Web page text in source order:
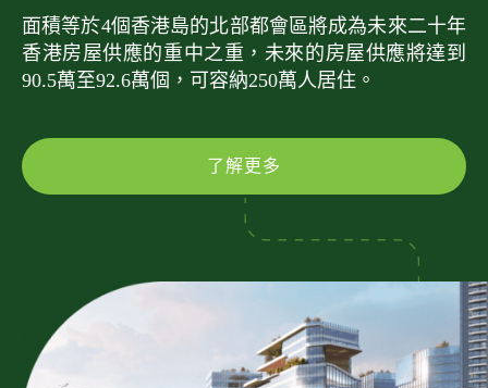
面積等於4個香港島的北部都會區將成為未來二十年
香港房屋供應的重中之重，未來的房屋供應將達到
90.5萬至92.6萬個，可容納250萬人居住。
了解更多